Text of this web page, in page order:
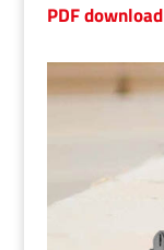
PDF download